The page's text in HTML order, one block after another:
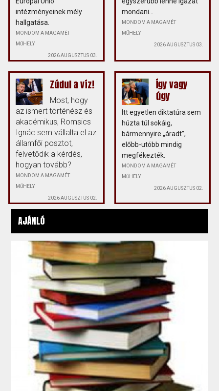
intézményeinek mély
hallgatása.
MONDOM A MAGAMÉT
MŰHELY
2026 AUGUSZTUS 03.
mondani...
MONDOM A MAGAMÉT
MŰHELY
2026 AUGUSZTUS 03.
Zúdul a víz!
Most, hogy
az ismert történész és
akadémikus, Romsics
Ignác sem vállalta el az
államfői posztot,
felvetődik a kérdés,
hogyan tovább?
MONDOM A MAGAMÉT
MŰHELY
2026 AUGUSZTUS 02.
Így vagy
úgy
Itt egyetlen diktatúra sem
húzta túl sokáig,
bármennyire „áradt”,
előbb-utóbb mindig
megfékezték.
MONDOM A MAGAMÉT
MŰHELY
2026 AUGUSZTUS 02.
AJÁNLÓ